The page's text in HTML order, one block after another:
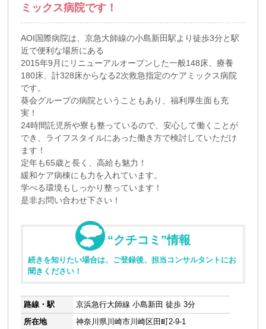
ミックス病院です！
AOI国際病院は、京急大師線の小島新田駅より徒歩3分と駅
近で便利な場所にある
2015年9月にリニューアルオープンした一般148床、療養
180床、計328床からなる2次救急指定のケアミックス病院
です。
葵会グループの病院ということもあり、福利厚生面も充
実！
24時間託児所や寮も整っているので、安心して働くことが
でき、ライフスタイルにあった働き方で検討していただけ
ます！
定年も65歳と長く、高給も魅力！
緩和ケア病棟にも力を入れています。
学べる環境もしっかり整っています！
是非お問い合わせ下さい！
“クチコミ”情報
続きを知りたい場合は、ご登録後、担当コンサルタントにお
聞きください！
路線・駅
京浜急行大師線 小島新田 徒歩 3分
所在地
神奈川県川崎市川崎区田町2-9-1